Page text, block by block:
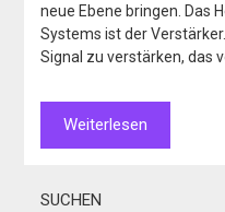
neue Ebene bringen. Das
Systems ist der
Signal zu verstärken, das
Weiterlesen
SUCHEN